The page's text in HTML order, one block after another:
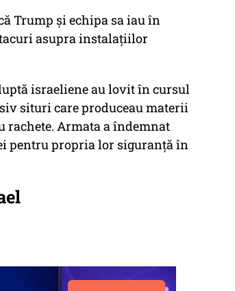
Trump și echipa sa iau în
asupra instalațiilor
israeliene au lovit în cursul
situri care produceau materii
rachete. Armata a îndemnat
pentru propria lor siguranță în